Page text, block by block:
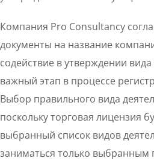
Компания Pro Consultancy
документы на название
содействие в утверждении
важный этап в процессе
Выбор правильного вида
поскольку торговая лицензия
выбранный список видов
заниматься только выбранным